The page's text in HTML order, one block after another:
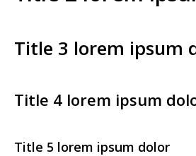
Title 3 lorem ipsum
Title 4 lorem ipsum
Title 5 lorem ipsum dolor